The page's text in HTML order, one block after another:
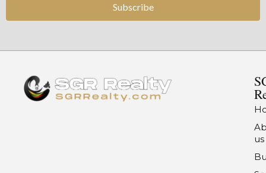
Subscribe
us